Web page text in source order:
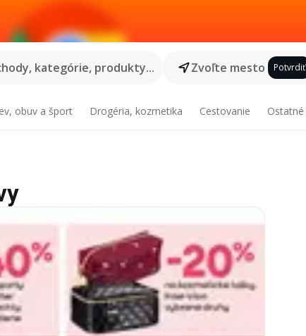
kategórie, produkty...
Zvoľte mesto Potvrdiť
obuv a šport Drogéria, kozmetika Cestovanie Ostatné